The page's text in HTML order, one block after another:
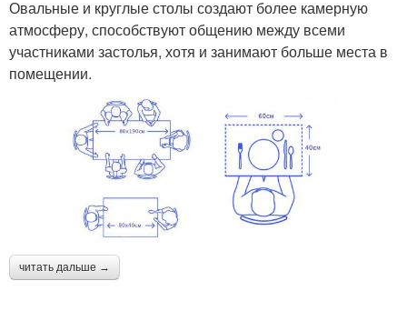
Овальные и круглые столы создают более камерную
атмосферу, способствуют общению между всеми
участниками застолья, хотя и занимают больше места в
помещении.
читать дальше →